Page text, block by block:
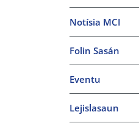
Notísia MCI
Folin Sasán
Eventu
Lejislasaun